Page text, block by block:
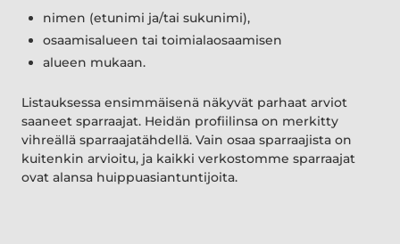
nimen (etunimi ja/tai sukunimi),
osaamisalueen tai toimialaosaamisen
alueen mukaan.
Listauksessa ensimmäisenä näkyvät parhaat arviot
saaneet sparraajat. Heidän profiilinsa on merkitty
vihreällä sparraajatähdellä. Vain osaa sparraajista on
kuitenkin arvioitu, ja kaikki verkostomme sparraajat
ovat alansa huippuasiantuntijoita.